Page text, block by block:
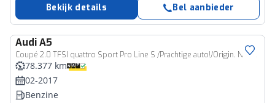
Bekijk details Bel aanbieder
AudiA5
Coupé 2.0 TFSI quattro Sport Pro Line S /Prachtige auto!/Origin. NL!/Pano/Leder/Navi/252PK/
78.377 km
02-2017
Benzine